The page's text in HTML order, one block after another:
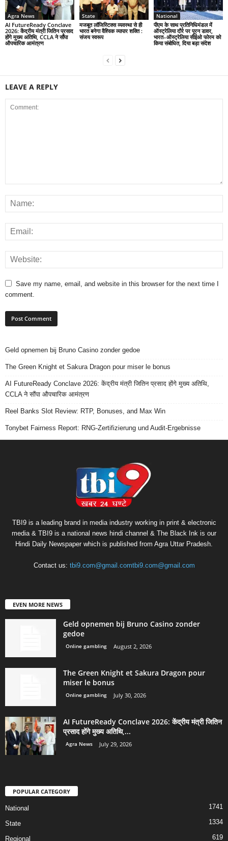
Agra News
AI FutureReady Conclave
2026: केंद्रीय मंत्री जितिन प्रसाद
होंगे मुख्य अतिथि, CCLA ने सौंपा
औपचारिक आमंत्रण
State
मजबूत लॉजिस्टिक्स व्यवस्था से ही
भारत बनेगा वैश्विक व्यापार शक्ति :
संजय स्वरूप
National
पीएम के साथ प्रतिनिधिमंडल में
ऑस्ट्रेलिया दौरे पर पूरन डावर,
भारत–ऑस्ट्रेलिया सीईओ फोरम को
किया संबोधित, दिया बड़ा संदेश
LEAVE A REPLY
Save my name, email, and website in this browser for the next time I
comment.
Geld opnemen bij Bruno Casino zonder gedoe
The Green Knight et Sakura Dragon pour miser le bonus
AI FutureReady Conclave 2026: केंद्रीय मंत्री जितिन प्रसाद होंगे मुख्य अतिथि,
CCLA ने सौंपा औपचारिक आमंत्रण
Reel Banks Slot Review: RTP, Bonuses, and Max Win
Tonybet Fairness Report: RNG-Zertifizierung und Audit-Ergebnisse
TBI9 is a leading brand in media industry working in print & electronic
media & TBI9 is a national news hindi channel & The Black Ink is our
Hindi Daily Newspaper which is published from Agra Uttar Pradesh.
Contact us: tbi9.com@gmail.comtbi9.com@gmail.com
EVEN MORE NEWS
Geld opnemen bij Bruno Casino zonder
gedoe
Online gambling August 2, 2026
The Green Knight et Sakura Dragon pour
miser le bonus
Online gambling July 30, 2026
AI FutureReady Conclave 2026: केंद्रीय मंत्री जितिन
प्रसाद होंगे मुख्य अतिथि,...
Agra News July 29, 2026
POPULAR CATEGORY
National 1741
State 1334
Regional 619